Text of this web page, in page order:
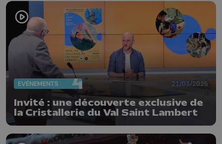
EVÈNEMENTS 21/03/2025
Invité : une découverte exclusive de
la Cristallerie du Val Saint Lambert